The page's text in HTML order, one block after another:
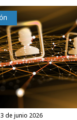
3 de junio 2026